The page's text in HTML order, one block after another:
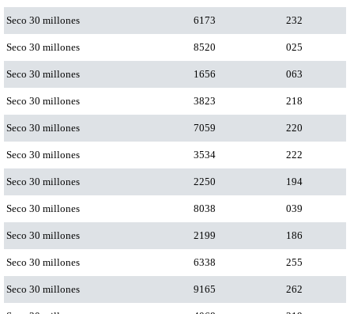
Seco 30 millones 6173 232
Seco 30 millones 8520 025
Seco 30 millones 1656 063
Seco 30 millones 3823 218
Seco 30 millones 7059 220
Seco 30 millones 3534 222
Seco 30 millones 2250 194
Seco 30 millones 8038 039
Seco 30 millones 2199 186
Seco 30 millones 6338 255
Seco 30 millones 9165 262